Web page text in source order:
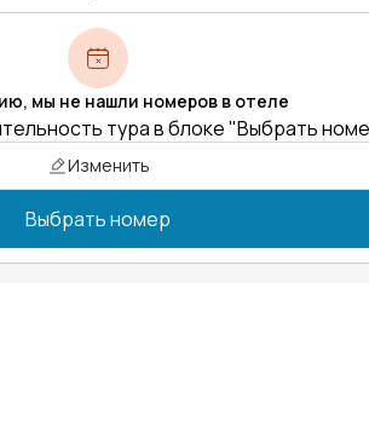
мы не нашли номеров в отеле
тура в блоке "Выбрать
Изменить
Выбрать номер